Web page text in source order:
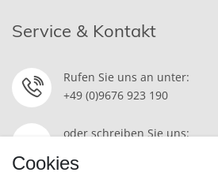
Service & Kontakt
Rufen Sie uns an unter:
+49 (0)9676 923 190
oder schreiben Sie uns:
Cookies